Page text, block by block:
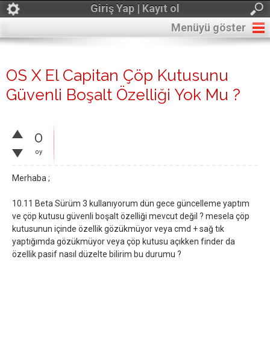
Giriş Yap | Kayıt ol
Menüyü göster
OS X El Capitan Çöp Kutusunu
Güvenli Boşalt Özelliği Yok Mu ?
0
oy
Merhaba ;
10.11 Beta Sürüm 3 kullanıyorum dün gece güncelleme yaptım
ve çöp kutusu güvenli boşalt özelliği mevcut değil ? mesela çöp
kutusunun içinde özellik gözükmüyor veya cmd + sağ tık
yaptığımda gözükmüyor veya çöp kutusu açıkken finder da
özellik pasif nasıl düzelte bilirim bu durumu ?